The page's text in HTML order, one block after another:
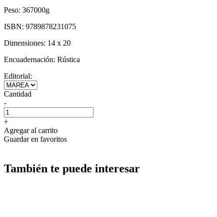
Peso: 367000g
ISBN: 9789878231075
Dimensiones: 14 x 20
Encuadernación: Rústica
Editorial:
Cantidad
-
+
Agregar al carrito
Guardar en favoritos
También te puede interesar